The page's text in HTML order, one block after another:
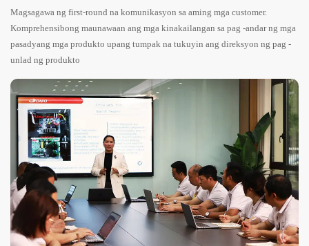
Magsagawa ng first-round na komunikasyon sa aming mga customer.
Komprehensibong maunawaan ang mga kinakailangan sa pag -andar ng mga
pasadyang mga produkto upang tumpak na tukuyin ang direksyon ng pag -
unlad ng produkto